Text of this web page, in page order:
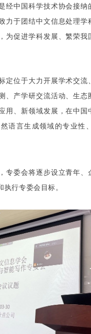
经中国科学技术协会接纳
力于团结中文信息处理学
为促进学科发展、繁荣我
定位于大力开展学术交流
、产学研交流活动、生态
用、新领域发展，在中国
语言生成领域的专业性
专委会将逐步设立青年、
执行专委会目标。